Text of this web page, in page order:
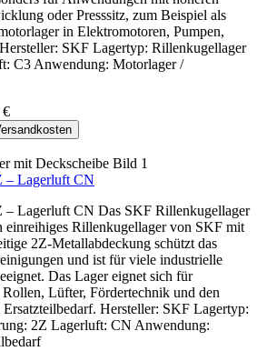
oder Presssitz, zum Beispiel als
in Elektromotoren, Pumpen,
SKF Lagertyp: Rillenkugellager
C3 Anwendung: Motorlager /
€
– Lagerluft CN
– Lagerluft CN Das SKF Rillenkugellager
Rillenkugellager von SKF mit
2Z-Metallabdeckung schützt das
und ist für viele industrielle
Das Lager eignet sich für
Lüfter, Fördertechnik und den
Hersteller: SKF Lagertyp:
2Z Lagerluft: CN Anwendung: